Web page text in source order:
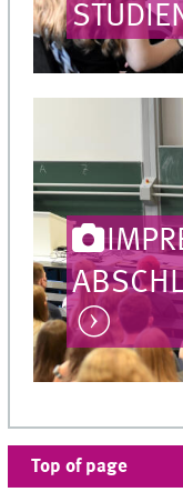
Top of page